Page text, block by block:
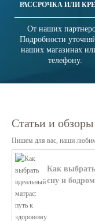
РАССРОЧКА ИЛИ
От наших
Подробности
наших магазинах
телефону.
Статьи и обзоры
Пишем для вас, наши
Как
сну и